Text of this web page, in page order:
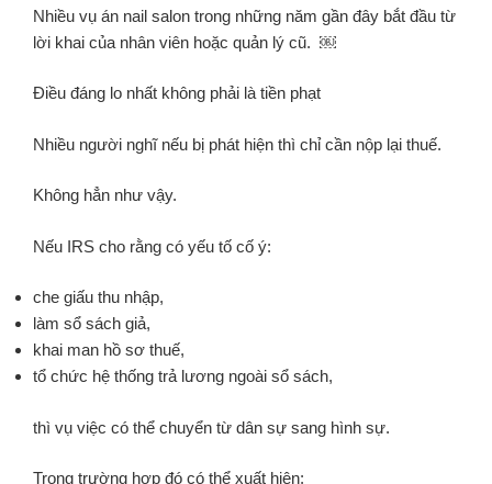
Nhiều vụ án nail salon trong những năm gần đây bắt đầu từ
lời khai của nhân viên hoặc quản lý cũ. ￼
Điều đáng lo nhất không phải là tiền phạt
Nhiều người nghĩ nếu bị phát hiện thì chỉ cần nộp lại thuế.
Không hẳn như vậy.
Nếu IRS cho rằng có yếu tố cố ý:
che giấu thu nhập,
làm sổ sách giả,
khai man hồ sơ thuế,
tổ chức hệ thống trả lương ngoài sổ sách,
thì vụ việc có thể chuyển từ dân sự sang hình sự.
Trong trường hợp đó có thể xuất hiện: